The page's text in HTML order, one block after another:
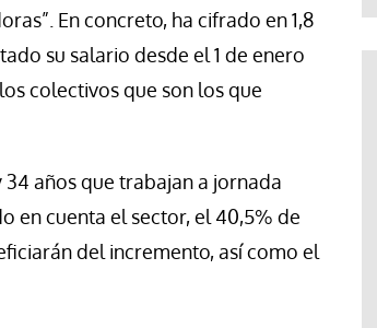
En concreto, ha cifrado en 1,8
su salario desde el 1 de enero
colectivos que son los que
34 años que trabajan a jornada
en cuenta el sector, el 40,5% de
del incremento, así como el